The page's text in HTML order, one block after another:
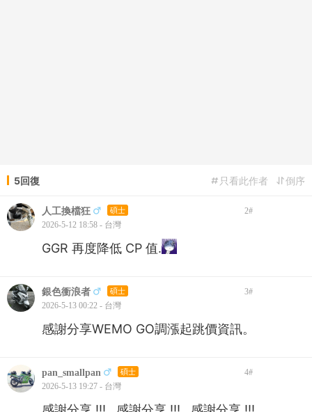
5回復 倒序
只看此作者
人工換檔狂 碩士 2#
2026-5-12 18:58 - 台灣
GGR 再度降低 CP 值.
銀色衝浪者 碩士 3#
2026-5-13 00:22 - 台灣
感謝分享WEMO GO調漲起跳價資訊。
pan_smallpan 碩士 4#
2026-5-13 19:27 - 台灣